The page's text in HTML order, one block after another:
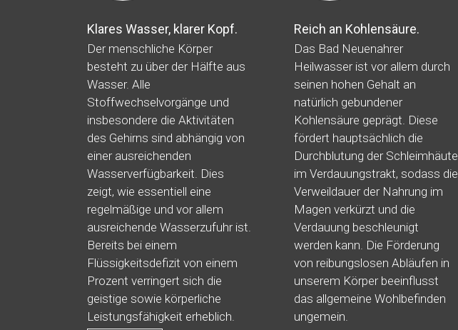
Klares Wasser, klarer Kopf.
Der menschliche Körper
besteht zu über der Hälfte aus
Wasser. Alle
Stoffwechselvorgänge und
insbesondere die Aktivitäten
des Gehirns sind abhängig von
einer ausreichenden
Wasserverfügbarkeit. Dies
zeigt, wie essentiell eine
regelmäßige und vor allem
ausreichende Wasserzufuhr ist.
Bereits bei einem
Flüssigkeitsdefizit von einem
Prozent verringert sich die
geistige sowie körperliche
Leistungsfähigkeit erheblich.
Reich an Kohlensäure.
Das Bad Neuenahrer
Heilwasser ist vor allem durch
seinen hohen Gehalt an
natürlich gebundener
Kohlensäure geprägt. Diese
fördert hauptsächlich die
Durchblutung der Schleimhäute
im Verdauungstrakt, sodass die
Verweildauer der Nahrung im
Magen verkürzt und die
Verdauung beschleunigt
werden kann. Die Förderung
von reibungslosen Abläufen in
unserem Körper beeinflusst
das allgemeine Wohlbefinden
ungemein.